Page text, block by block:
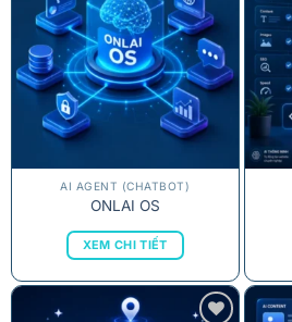
AI AGENT (CHATBOT)
ONLAI OS
XEM CHI TIẾT